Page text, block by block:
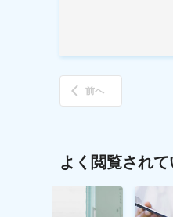
前へ
よく閲覧されて